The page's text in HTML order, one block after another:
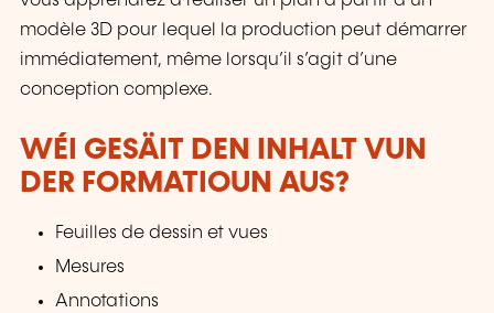
modèle 3D pour lequel la production peut démarrer
immédiatement, même lorsqu’il s’agit d’une
conception complexe.
WÉI GESÄIT DEN INHALT VUN
DER FORMATIOUN AUS?
Feuilles de dessin et vues
Mesures
Annotations